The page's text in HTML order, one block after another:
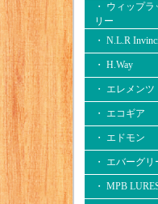
・ ウィップ
リー
・ N.L.R
・ H.Way
・ エレメンツ
・ エコギア
・ エドモン
・ エバーグリ
・ MPB